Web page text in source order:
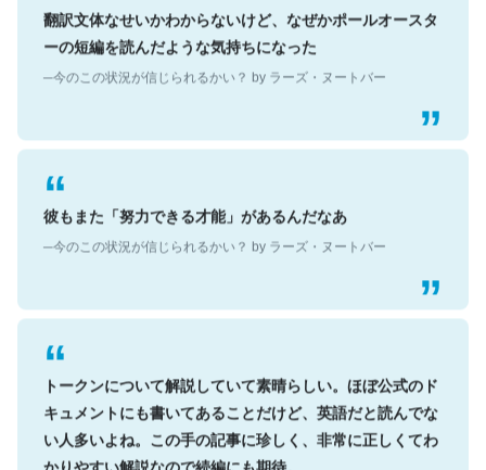
翻訳文体なせいかわからないけど、なぜかポールオースタ
ーの短編を読んだような気持ちになった
─今のこの状況が信じられるかい？ by ラーズ・ヌートバー
彼もまた「努力できる才能」があるんだなあ
─今のこの状況が信じられるかい？ by ラーズ・ヌートバー
トークンについて解説していて素晴らしい。ほぼ公式のド
キュメントにも書いてあることだけど、英語だと読んでな
い人多いよね。この手の記事に珍しく、非常に正しくてわ
かりやすい解説なので続編にも期待。